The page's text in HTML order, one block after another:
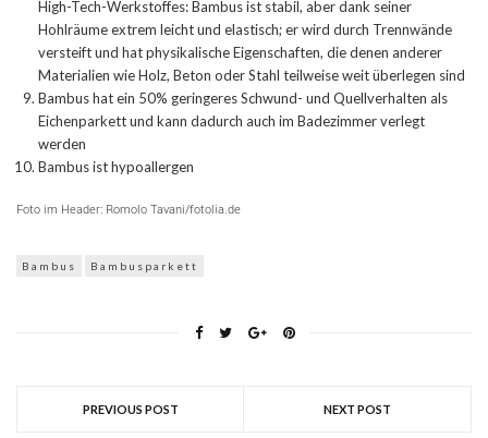
High-Tech-Werkstoffes: Bambus ist stabil, aber dank seiner
Hohlräume extrem leicht und elastisch; er wird durch Trennwände
versteift und hat physikalische Eigenschaften, die denen anderer
Materialien wie Holz, Beton oder Stahl teilweise weit überlegen sind
Bambus hat ein 50% geringeres Schwund- und Quellverhalten als
Eichenparkett und kann dadurch auch im Badezimmer verlegt
werden
Bambus ist hypoallergen
Foto im Header: Romolo Tavani/fotolia.de
Bambus Bambusparkett
PREVIOUS POST NEXT POST